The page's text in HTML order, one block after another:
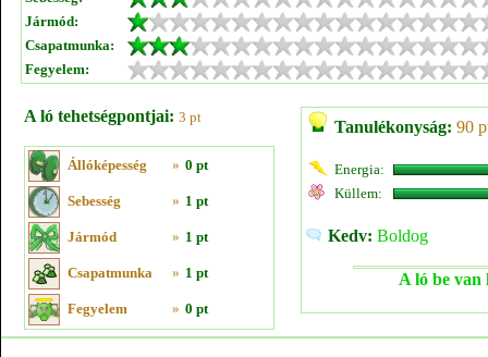
Jármód:
Csapatmunka:
Fegyelem:
A ló tehetségpontjai: 3 pt
Állóképesség » 0 pt
Sebesség » 1 pt
Jármód » 1 pt
Csapatmunka » 1 pt
Fegyelem » 0 pt
Tanulékonyság: 90
Energia:
Küllem:
Kedv: Boldog
A ló be van